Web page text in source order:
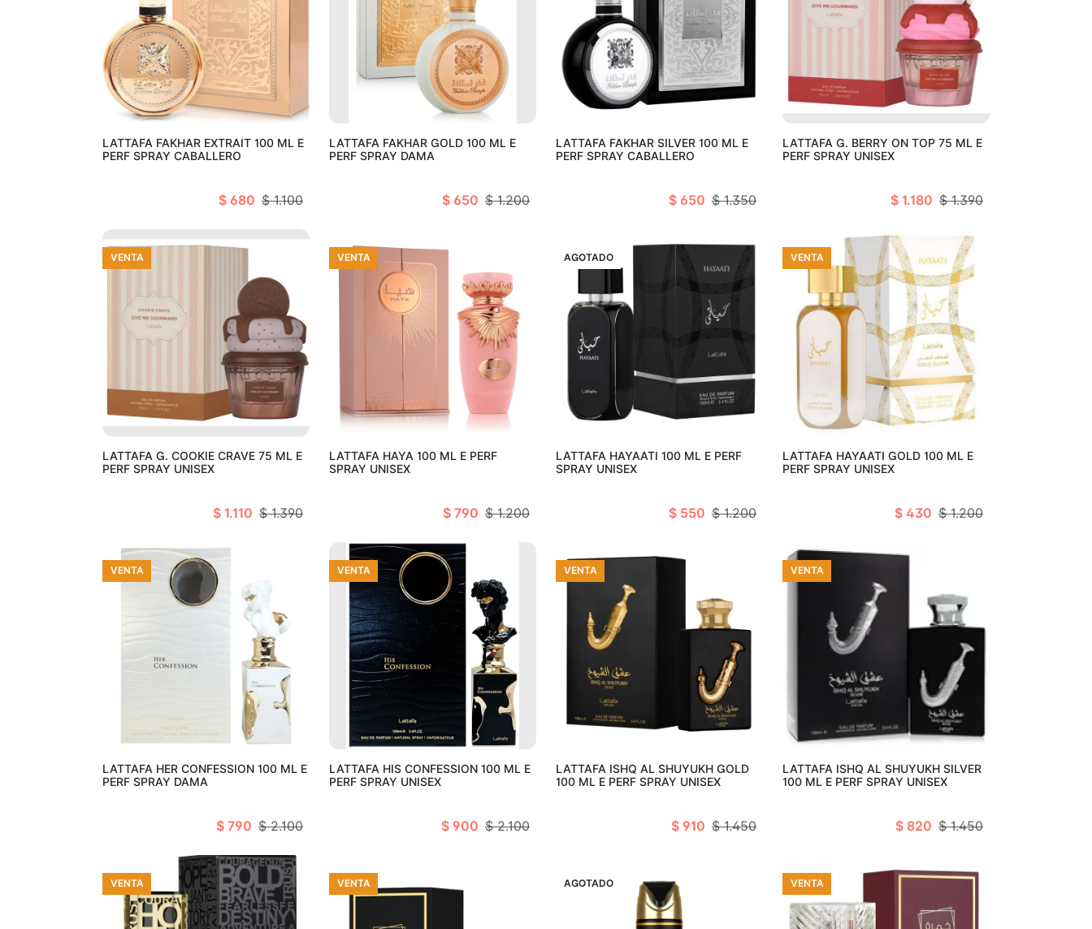
Añadir al carro
LATTAFA FAKHAR EXTRAIT 100 ML E
PERF SPRAY CABALLERO
$ 680 $ 1.100
Añadir al carro
LATTAFA FAKHAR GOLD 100 ML E
PERF SPRAY DAMA
$ 650 $ 1.200
Añadir al carro
LATTAFA FAKHAR SILVER 100 ML E
PERF SPRAY CABALLERO
$ 650 $ 1.350
Añadir al carro
LATTAFA G. BERRY ON TOP 75 ML E
PERF SPRAY UNISEX
$ 1.180 $ 1.390
VENTA
Añadir al carro
LATTAFA G. COOKIE CRAVE 75 ML E
PERF SPRAY UNISEX
$ 1.110 $ 1.390
VENTA
Añadir al carro
LATTAFA HAYA 100 ML E PERF
SPRAY UNISEX
$ 790 $ 1.200
VENTA
AGOTADO
Agotado
LATTAFA HAYAATI 100 ML E PERF
SPRAY UNISEX
$ 550 $ 1.200
VENTA
Añadir al carro
LATTAFA HAYAATI GOLD 100 ML E
PERF SPRAY UNISEX
$ 430 $ 1.200
VENTA
Añadir al carro
LATTAFA HER CONFESSION 100 ML E
PERF SPRAY DAMA
$ 790 $ 2.100
VENTA
Añadir al carro
LATTAFA HIS CONFESSION 100 ML E
PERF SPRAY UNISEX
$ 900 $ 2.100
VENTA
Añadir al carro
LATTAFA ISHQ AL SHUYUKH GOLD
100 ML E PERF SPRAY UNISEX
$ 910 $ 1.450
VENTA
Añadir al carro
LATTAFA ISHQ AL SHUYUKH SILVER
100 ML E PERF SPRAY UNISEX
$ 820 $ 1.450
VENTA VENTA VENTA
AGOTADO VENTA